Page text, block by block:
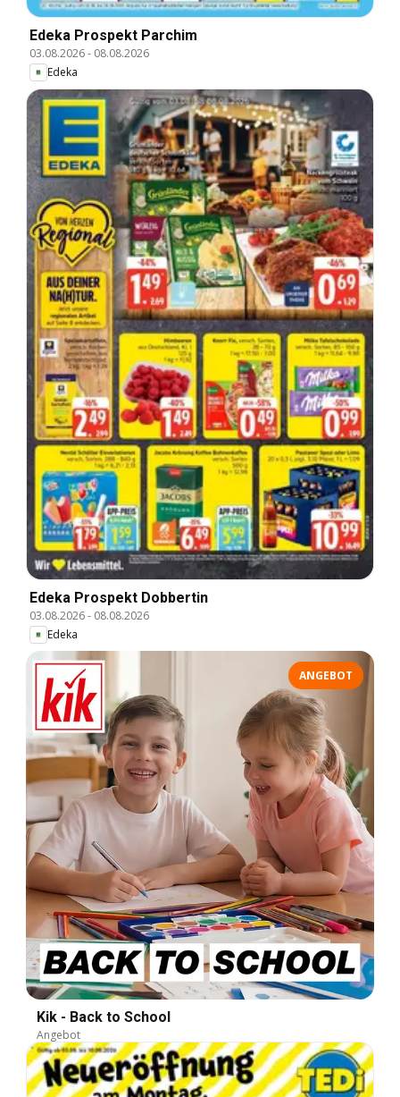
Edeka Prospekt Parchim
03.08.2026- 08.08.2026
Edeka
Edeka Prospekt Dobbertin
03.08.2026- 08.08.2026
Edeka
ANGEBOT
Kik - Back to School
Angebot